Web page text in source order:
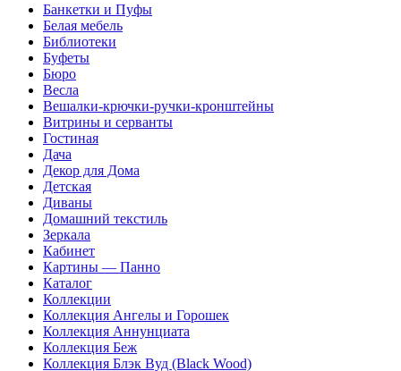
Банкетки и Пуфы
Белая мебель
Библиотеки
Буфеты
Бюро
Весла
Вешалки-крючки-ручки-кронштейны
Витрины и серванты
Гостиная
Дача
Декор для Дома
Детская
Диваны
Домашний текстиль
Зеркала
Кабинет
Картины — Панно
Каталог
Коллекции
Коллекция Ангелы и Горошек
Коллекция Аннунциата
Коллекция Беж
Коллекция Блэк Вуд (Black Wood)